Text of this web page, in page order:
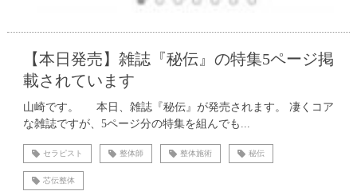
【本日発売】雑誌『秘伝』の特集5ページ掲
載されています
山崎です。 本日、雑誌『秘伝』が発売されます。 凄くコア
な雑誌ですが、5ページ分の特集を組んでも...
セラピスト 整体師 整体施術 秘伝
芯伝整体